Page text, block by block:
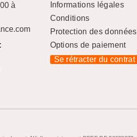
à
Informations légales
Conditions
Protection des données
Options de paiement
Se rétracter du contrat